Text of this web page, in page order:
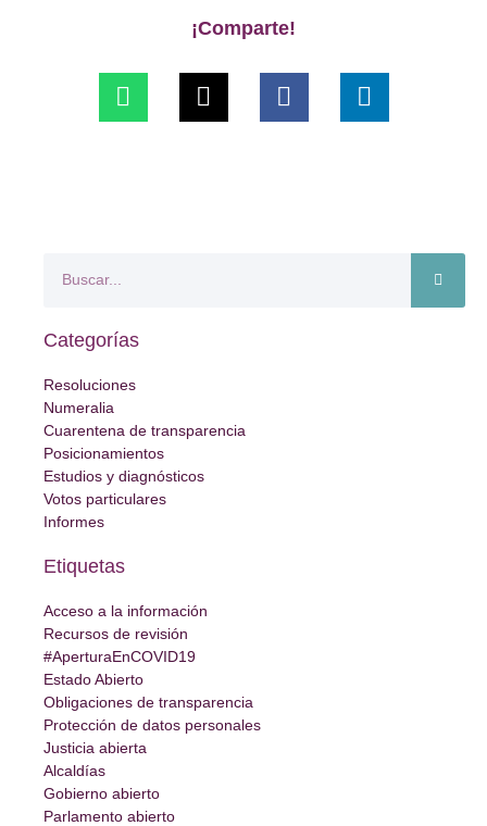
¡Comparte!
Categorías
Resoluciones
Numeralia
Cuarentena de transparencia
Posicionamientos
Estudios y diagnósticos
Votos particulares
Informes
Etiquetas
Acceso a la información
Recursos de revisión
#AperturaEnCOVID19
Estado Abierto
Obligaciones de transparencia
Protección de datos personales
Justicia abierta
Alcaldías
Gobierno abierto
Parlamento abierto